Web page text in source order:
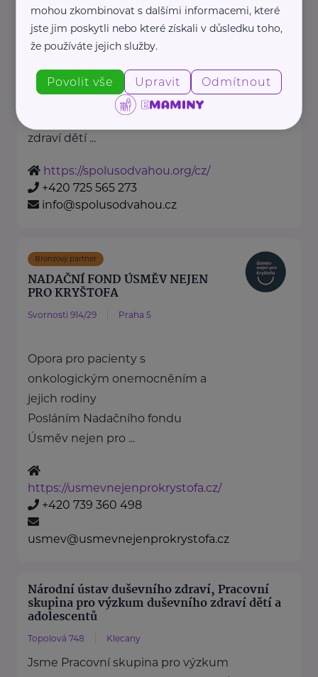
Nadační fond Spolu s odvahou
Žižkova 403 Mladá Boleslav
Nadační fond Spolu s odvahou
je nezisková organizace, jejímž
posláním je podporovat duševní
zdraví dětí ...
https://spolusodvahou.org/cz/
+420 725 565 273
info@spolusodvahou.cz
Bronzový partner
NADAČNÍ FOND ÚSMĚV NEJEN
PRO KRYŠTOFA
Svornosti 914/29 Praha 5
Opora pro pacienty s
onkologickým onemocněním a
jejich rodiny
Posláním Nadačního fondu
Úsměv nejen pro ...
https://usmevnejenprokrystofa.cz/
+420 739 360 498
usmev@usmevnejenprokrystofa.cz
Národní ústav duševního zdraví, Pracovní
skupina pro výzkum duševního zdraví dětí a
adolescentů
Topolová 748 Klecany
Jsme Pracovní skupina pro výzkum
mohou zkombinovat s dalšími informacemi, které
jste jim poskytli nebo které získali v důsledku toho,
že používáte jejich služby.
Povolit vše Upravit Odmítnout